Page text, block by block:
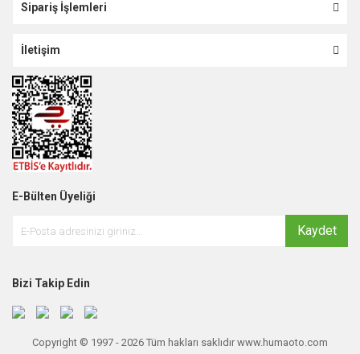
Sipariş İşlemleri
İletişim
E-Bülten Üyeliği
Kaydet
Bizi Takip Edin
Copyright © 1997 - 2026 Tüm hakları saklıdır www.humaoto.com